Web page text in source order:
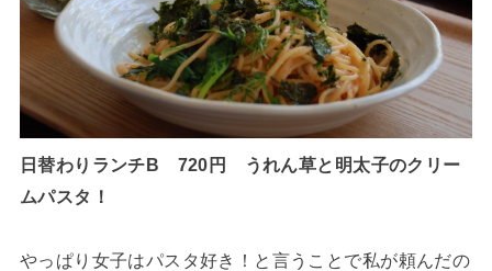
日替わりランチB 720円 うれん草と明太子のクリー
ムパスタ！
やっぱり女子はパスタ好き！と言うことで私が頼んだの